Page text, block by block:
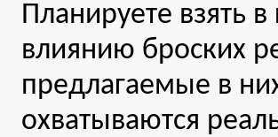
Планируете взять
влиянию броских
предлагаемые в
охватываются